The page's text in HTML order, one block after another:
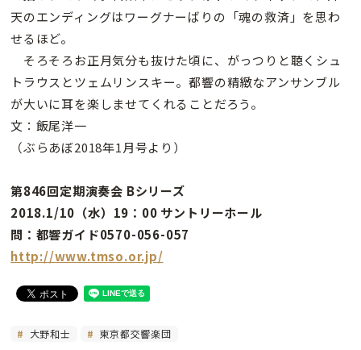
天のエンディングはワーグナーばりの「魂の救済」を思わ
せるほど。
そろそろお正月気分も抜けた頃に、がっつりと聴くシュ
トラウスとツェムリンスキー。都響の精緻なアンサンブル
が大いに耳を楽しませてくれることだろう。
文：飯尾洋一
（ぶらあぼ2018年1月号より）
第846回定期演奏会 Bシリーズ
2018.1/10（水）19：00 サントリーホール
問：都響ガイド0570-056-057
http://www.tmso.or.jp/
大野和士 東京都交響楽団